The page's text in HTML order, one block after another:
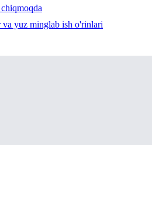
yuz minglab ish o'rinlari